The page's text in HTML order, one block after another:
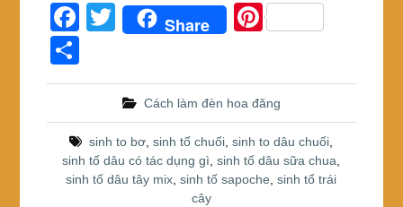
F
a
c
b
o
o
T
er
Share
Pi
e
st
h
e
Cách làm đèn hoa đăng
sinh to bơ ,sinh tố chuối ,sinh to dâu chuối
sinh tố dâu có tác dụng gì ,sinh tố dâu sữa chua
sinh tố dâu tây mix ,sinh tố sapoche ,sinh tố trái
cây